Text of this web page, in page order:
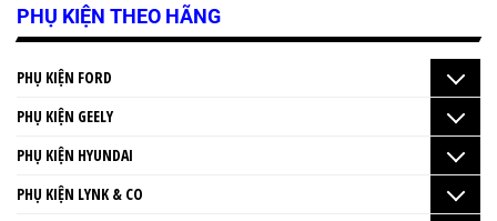
PHỤ KIỆN THEO HÃNG
PHỤ KIỆN FORD
PHỤ KIỆN GEELY
PHỤ KIỆN HYUNDAI
PHỤ KIỆN LYNK & CO